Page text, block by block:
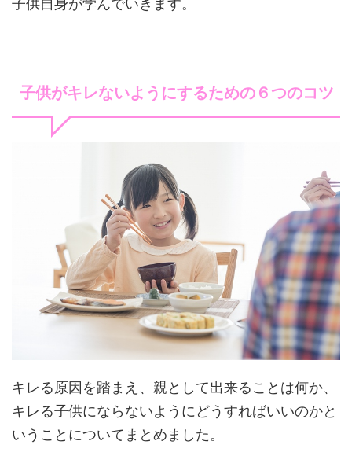
子供自身が学んでいきます。
子供がキレないようにするための６つのコツ
キレる原因を踏まえ、親として出来ることは何か、
キレる子供にならないようにどうすればいいのかと
いうことについてまとめました。